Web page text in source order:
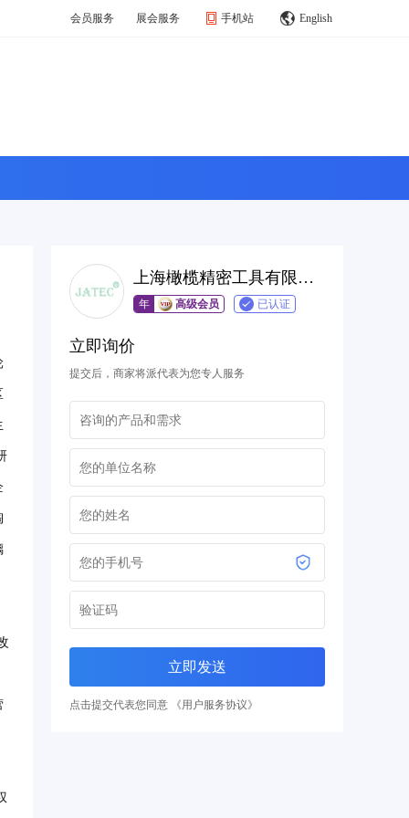
会员服务 展会服务 手机站 English
上海橄榄精密工具有限公司
年 高级会员 已认证
立即询价
提交后，商家将派代表为您专人服务
立即发送
点击提交代表您同意 《用户服务协议》